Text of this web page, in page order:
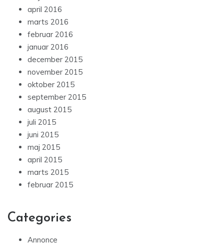
april 2016
marts 2016
februar 2016
januar 2016
december 2015
november 2015
oktober 2015
september 2015
august 2015
juli 2015
juni 2015
maj 2015
april 2015
marts 2015
februar 2015
Categories
Annonce